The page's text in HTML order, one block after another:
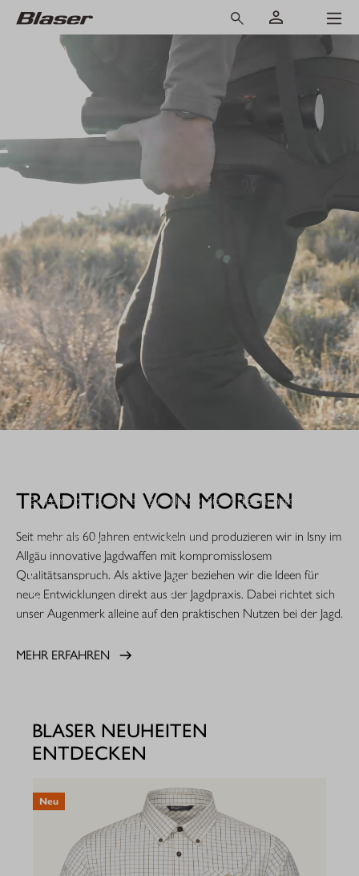
Extrem robust. Extrem zuverlässig: Sie ist die nächste
gemacht für den rauen Jagdeinsatz.
MEHR ERFAHREN
TRADITION VON MORGEN
Seit mehr als 60 Jahren entwickeln und produzieren wir in Isny im
Allgäu innovative Jagdwaffen mit kompromisslosem
Qualitätsanspruch. Als aktive Jäger beziehen wir die Ideen für
neue Entwicklungen direkt aus der Jagdpraxis. Dabei richtet sich
unser Augenmerk alleine auf den praktischen Nutzen bei der Jagd.
MEHR ERFAHREN
BLASER NEUHEITEN
ENTDECKEN
Neu